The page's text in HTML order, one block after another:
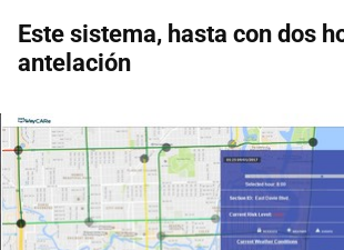
Este sistema, hasta con dos
antelación